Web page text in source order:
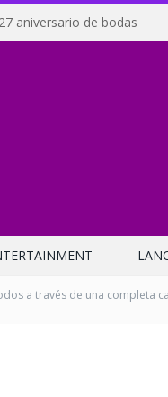
aniversario de bodas
a través de una completa